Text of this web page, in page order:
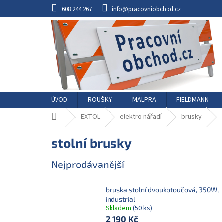
608 244 267 info@pracovniobchod.cz
ÚVOD ROUŠKY MALPRA FIELDMANN
Domů EXTOL elektro nářadí brusky
stolní brusky
Nejprodávanější
bruska stolní dvoukotoučová, 350W,
industrial
Skladem (50 ks)
2 190 Kč